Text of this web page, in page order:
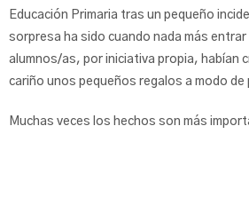
Educación Primaria tras un pequeño
sorpresa ha sido cuando nada más entrar
alumnos/as, por iniciativa propia, habían
cariño unos pequeños regalos a modo de
Muchas veces los hechos son más